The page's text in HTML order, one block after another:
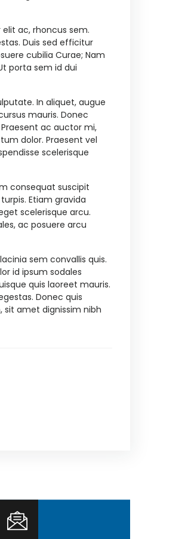
ac, rhoncus sem.
Duis sed efficitur
cubilia Curae; Nam
porta sem id dui
In aliquet, augue
mauris. Donec
ac auctor mi,
dolor. Praesent vel
scelerisque
consequat suscipit
Etiam gravida
scelerisque arcu.
ac posuere arcu
sem convallis quis.
id ipsum sodales
quis laoreet mauris.
Donec quis
sit amet dignissim nibh